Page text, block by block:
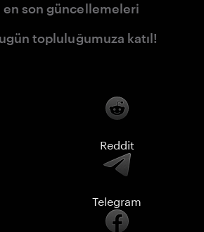
son güncellemeleri
topluluğumuza katıl!
Reddit
Telegram